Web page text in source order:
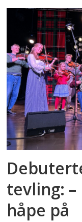
tevling:
håpe på